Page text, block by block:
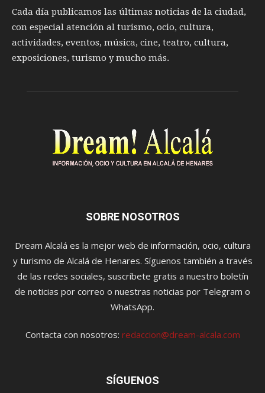
Cada día publicamos las últimas noticias de la ciudad,
con especial atención al turismo, ocio, cultura,
actividades, eventos, música, cine, teatro, cultura,
exposiciones, turismo y mucho más.
SOBRE NOSOTROS
Dream Alcalá es la mejor web de información, ocio, cultura
y turismo de Alcalá de Henares. Síguenos también a través
de las redes sociales, suscríbete gratis a nuestro boletín
de noticias por correo o nuestras noticias por Telegram o
WhatsApp.
Contacta con nosotros: redaccion@dream-alcala.com
SÍGUENOS